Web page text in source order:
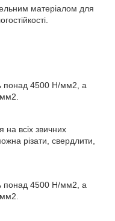
матеріалом для
понад 4500 Н/мм2 , а
мм2
на всіх звичних
різати, свердлити,
понад 4500 Н/мм2 , а
мм2